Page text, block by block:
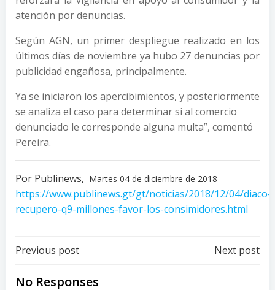
atención por denuncias.
Según AGN, un primer despliegue realizado en los
últimos días de noviembre ya hubo 27 denuncias por
publicidad engañosa, principalmente.
Ya se iniciaron los apercibimientos, y posteriormente
se analiza el caso para determinar si al comercio
denunciado le corresponde alguna multa”, comentó
Pereira.
Por Publinews, Martes 04 de diciembre de 2018
https://www.publinews.gt/gt/noticias/2018/12/04/diaco-
recupero-q9-millones-favor-los-consimidores.html
Post
Previous post Next post
No Responses